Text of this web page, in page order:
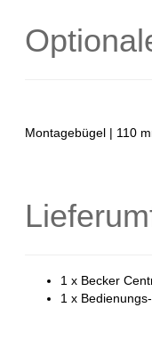
Montagebügel | 110
1 x Becker
1 x